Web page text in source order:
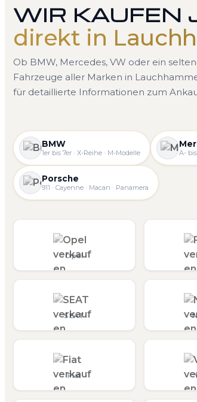
WIR KAUFEN
direkt in
Ob BMW, Mercedes, VW oder ein
Fahrzeuge aller Marken in
für detaillierte Informationen zum
BMW
1er bis 7er · X-Reihe · M-Modelle A-
Porsche
911 · Cayenne · Macan · Panamera
Opel
SEAT
Fiat